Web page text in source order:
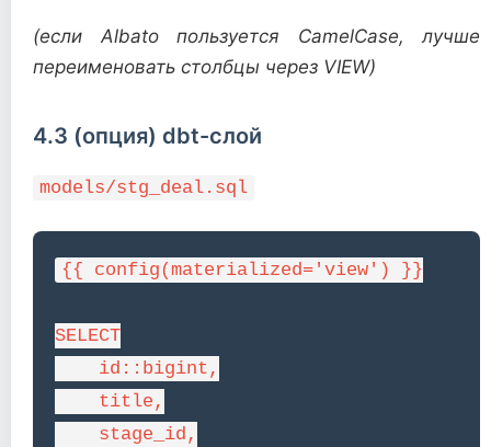
(если Albato пользуется CamelCase, лучше
переименовать столбцы через VIEW)
4.3 (опция) dbt-слой
models/stg_deal.sql
{{ config(materialized='view') }}
SELECT
    id::bigint,
    title,
    stage_id,